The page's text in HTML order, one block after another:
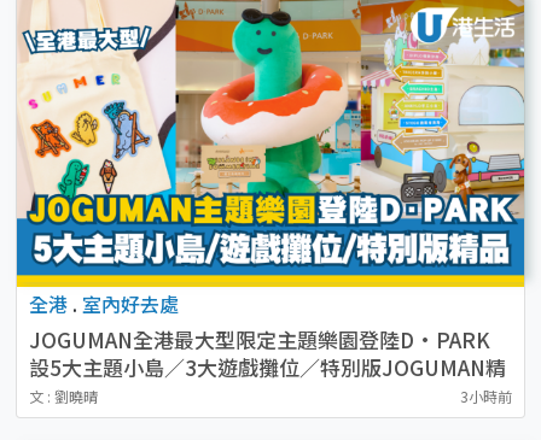
全港 . 室內好去處
JOGUMAN全港最大型限定主題樂園登陸D·PARK
設5大主題小島／3大遊戲攤位／特別版JOGUMAN精
品
文 : 劉曉晴 3小時前